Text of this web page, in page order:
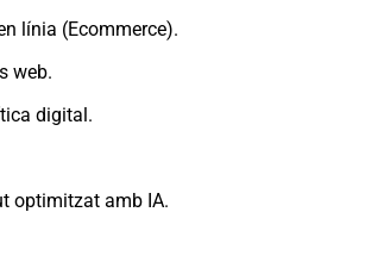
línia (Ecommerce).
web.
digital.
optimitzat amb IA.